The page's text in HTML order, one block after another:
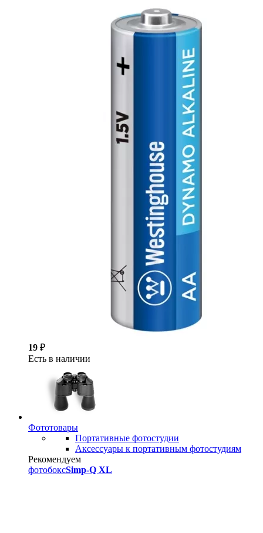
19 ₽
Есть в наличии
Фототовары
Портативные фотостудии
Аксессуары к портативным фотостудиям
Рекомендуем
фотобоксSimp-Q XL